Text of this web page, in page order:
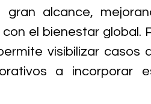
gran alcance,
el bienestar global.
visibilizar casos
a incorporar